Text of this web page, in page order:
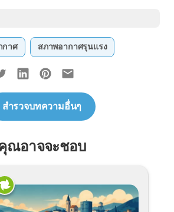
กาศ สภาพอากาศรุนแรง
สำรวจบทความอื่นๆ
ณอาจจะชอบ